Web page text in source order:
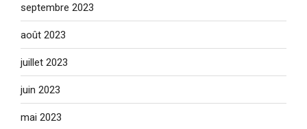
septembre 2023
août 2023
juillet 2023
juin 2023
mai 2023